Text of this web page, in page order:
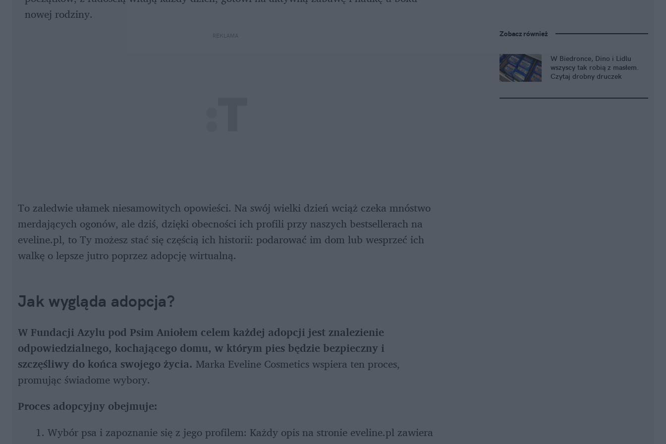
nowej rodziny.
REKLAMA
To zaledwie ułamek niesamowitych opowieści. Na swój wielki dzień wciąż czeka mnóstwo
merdających ogonów, ale dziś, dzięki obecności ich profili przy naszych bestsellerach na
eveline.pl, to Ty możesz stać się częścią ich historii: podarować im dom lub wesprzeć ich
walkę o lepsze jutro poprzez adopcję wirtualną.
Jak wygląda adopcja?
W Fundacji Azylu pod Psim Aniołem celem każdej adopcji jest znalezienie
odpowiedzialnego, kochającego domu, w którym pies będzie bezpieczny i
szczęśliwy do końca swojego życia. Marka Eveline Cosmetics wspiera ten proces,
promując świadome wybory.
Proces adopcyjny obejmuje:
Wybór psa i zapoznanie się z jego profilem: Każdy opis na stronie eveline.pl zawiera
Zobacz również
W Biedronce, Dino i Lidlu
wszyscy tak robią z masłem.
Czytaj drobny druczek